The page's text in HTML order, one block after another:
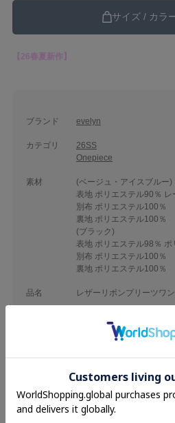
サイズ / カラ
【26春夏新作】
ブランド evelyn
カテゴリ
26SS
Onepiece
素材
(ベージュ・アイスブルー)
表地 ポリエステル90％
別布 ポリエステル100％
裏地 ポリエステル100％
(ブラック)
表地 ポリエステル98％ ポ
別布 ポリエステル100％
裏地 ポリエステル100％
品名 レザーリボンプリーツワ
着丈 バスト
F 74cm